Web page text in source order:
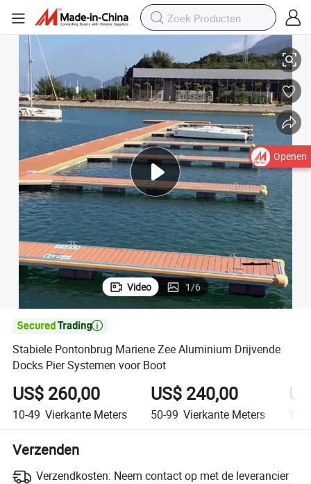
voor Boot
Stabiele Pontonbrug Mariene Zee Aluminium Drijvende Docks Pier
Video 1/6

Stabiele Pontonbrug Mariene Zee Aluminium Drijvende
Docks Pier Systemen voor Boot
US$ 260,00
10-49 Vierkante Meters
US$ 240,00
50-99 Vierkante Meters
Verzenden
Verzendkosten: Neem contact op met de leverancier
Openen